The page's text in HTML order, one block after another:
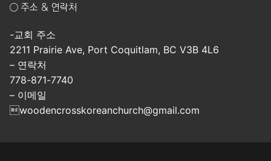
○ 주소 & 연락처
-교회 주소
2211 Prairie Ave, Port Coquitlam, BC V3B 4L6
– 연락처
778-871-7740
– 이메일
woodencrosskoreanchurch@gmail.com